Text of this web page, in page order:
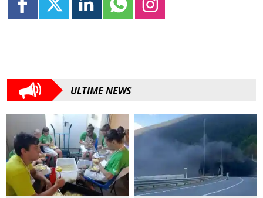
ULTIME NEWS